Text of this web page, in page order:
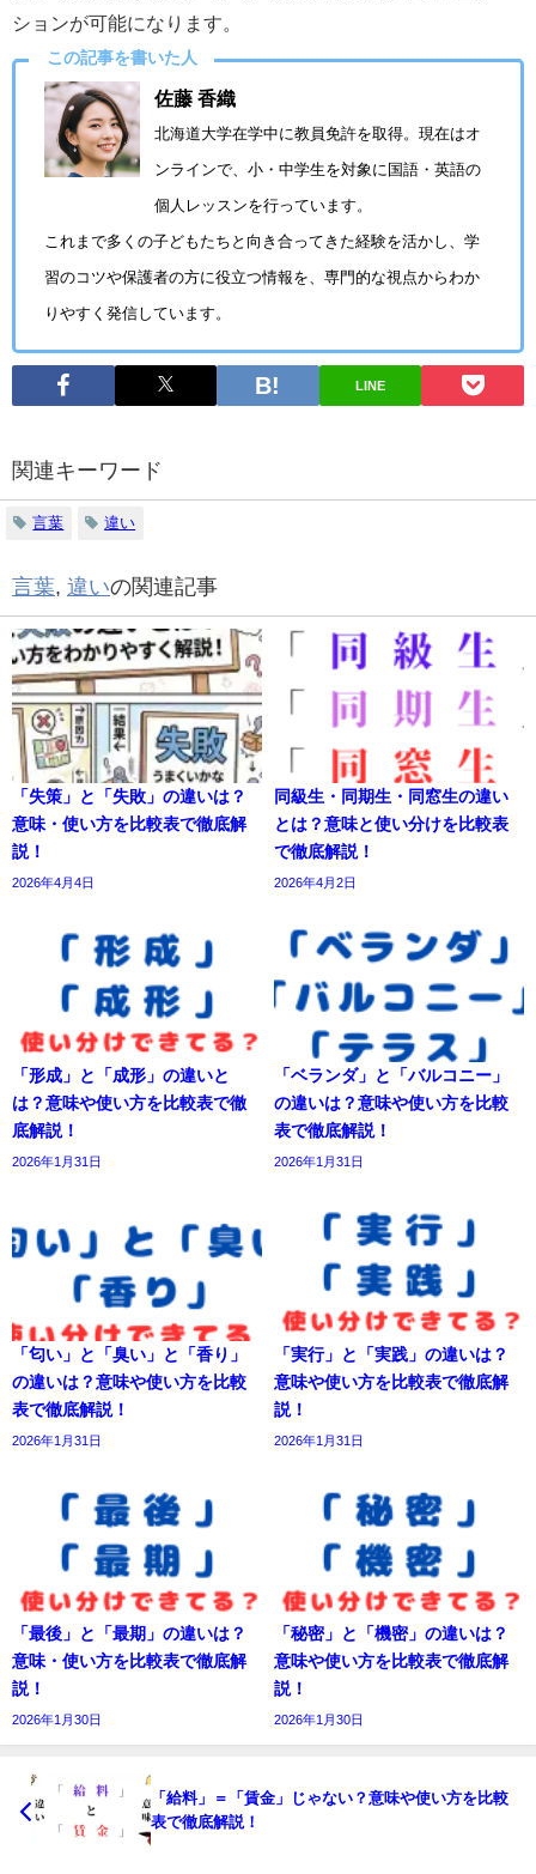
ションが可能になります。
この記事を書いた人
佐藤 香織
北海道大学在学中に教員免許を取得。現在はオ
ンラインで、小・中学生を対象に国語・英語の
個人レッスンを行っています。
これまで多くの子どもたちと向き合ってきた経験を活かし、学
習のコツや保護者の方に役立つ情報を、専門的な視点からわか
りやすく発信しています。
LINE
関連キーワード
言葉 違い
言葉, 違いの関連記事
「失策」と「失敗」の違いは？
意味・使い方を比較表で徹底解
説！
2026年4月4日
同級生・同期生・同窓生の違い
とは？意味と使い分けを比較表
で徹底解説！
2026年4月2日
「形成」と「成形」の違いと
は？意味や使い方を比較表で徹
底解説！
2026年1月31日
「ベランダ」と「バルコニー」
の違いは？意味や使い方を比較
表で徹底解説！
2026年1月31日
「匂い」と「臭い」と「香り」
の違いは？意味や使い方を比較
表で徹底解説！
2026年1月31日
「実行」と「実践」の違いは？
意味や使い方を比較表で徹底解
説！
2026年1月31日
「最後」と「最期」の違いは？
意味・使い方を比較表で徹底解
説！
2026年1月30日
「秘密」と「機密」の違いは？
意味や使い方を比較表で徹底解
説！
2026年1月30日
「給料」＝「賃金」じゃない？意味や使い方を比較
表で徹底解説！